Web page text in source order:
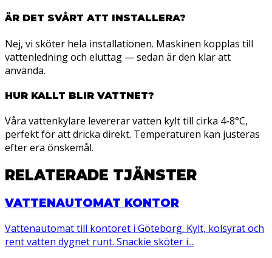
ÄR DET SVÅRT ATT INSTALLERA?
Nej, vi sköter hela installationen. Maskinen kopplas till
vattenledning och eluttag — sedan är den klar att
använda.
HUR KALLT BLIR VATTNET?
Våra vattenkylare levererar vatten kylt till cirka 4-8°C,
perfekt för att dricka direkt. Temperaturen kan justeras
efter era önskemål.
RELATERADE TJÄNSTER
VATTENAUTOMAT KONTOR
Vattenautomat till kontoret i Göteborg. Kylt, kolsyrat och
rent vatten dygnet runt. Snackie sköter i...